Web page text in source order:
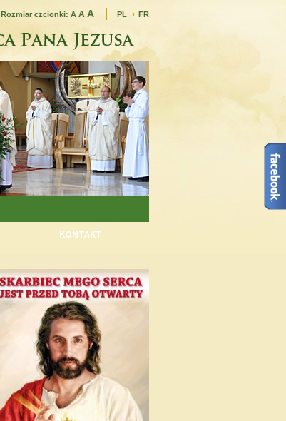
Rozmiar czcionki: A A A PL FR
KONTAKT